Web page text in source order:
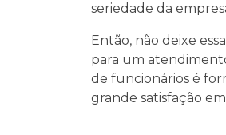
seriedade da
Então, não deixe
para um
de funcionários é
grande satisfação